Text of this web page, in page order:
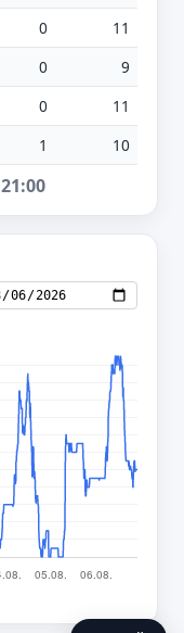
0
11
0
9
0
11
1 10
21:00